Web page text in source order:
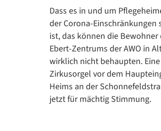
Dass es in und um
der Corona-Einschränkungen
ist, das können die Bewohner
Ebert-Zentrums der AWO in
wirklich nicht behaupten.
Zirkusorgel vor dem
Heims an der
jetzt für mächtig Stimmung.